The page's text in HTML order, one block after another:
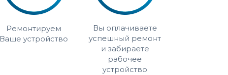
Ремонтируем
Ваше устройство
Вы оплачиваете
успешный ремонт
и забираете
рабочее
устройство